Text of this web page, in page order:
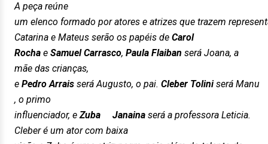
A peça reúne
um elenco formado por atores e atrizes que trazem
Catarina e Mateus serão os papéis de Carol
Rocha e Samuel Carrasco, Paula Flaiban será Joana, a
mãe das crianças,
e Pedro Arrais será Augusto, o pai. Cleber Toliniserá Manu
, o primo
influenciador, eZuba Janaina será a professora Leticia.
Cleber é um ator com baixa